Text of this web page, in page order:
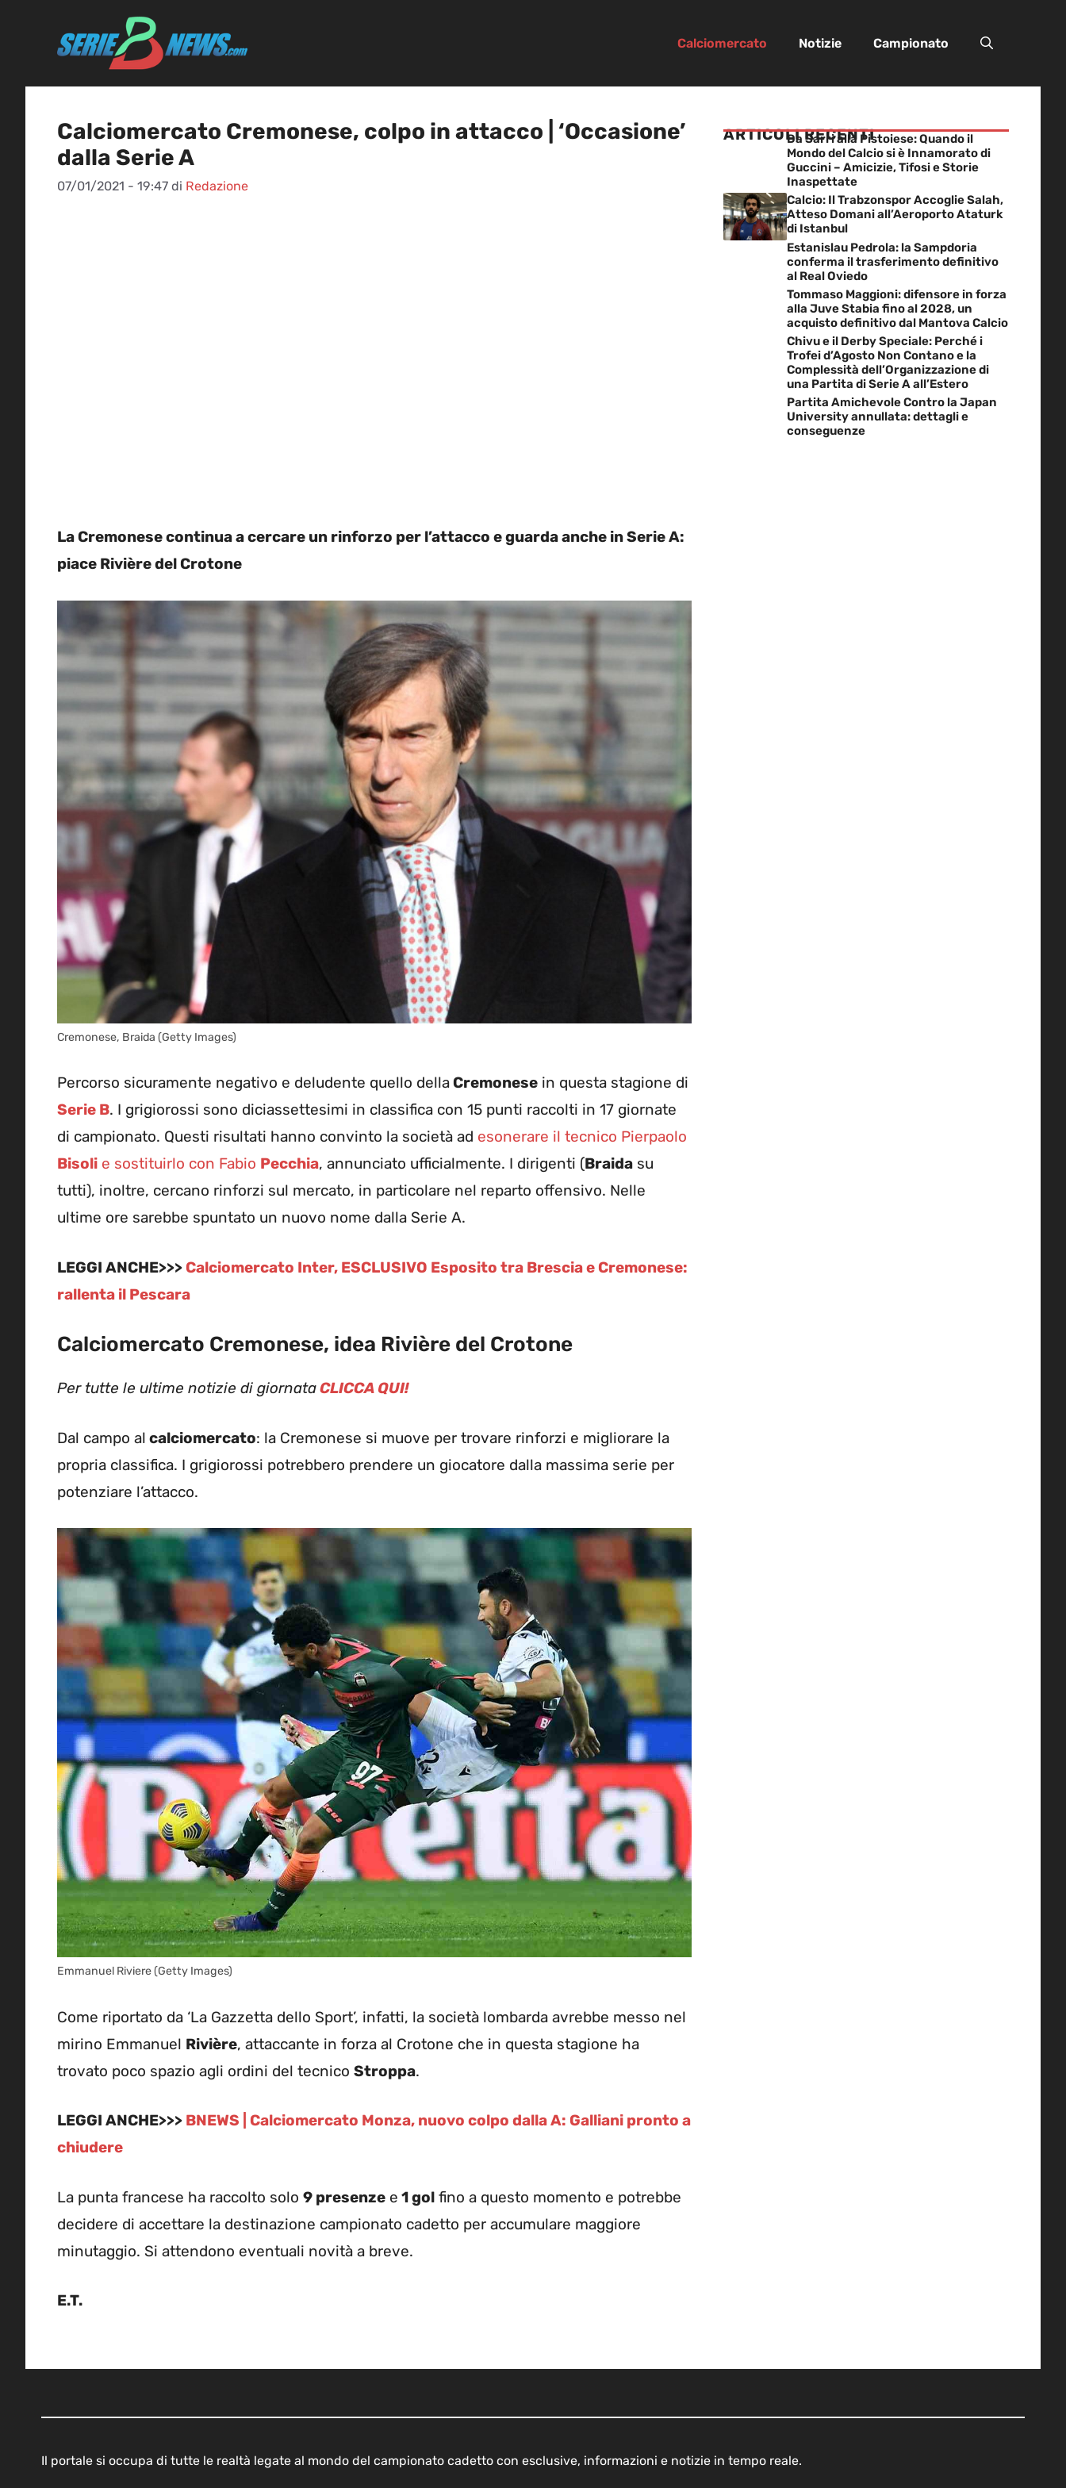
Calciomercato Notizie Campionato
Calciomercato Cremonese, colpo in attacco | ‘Occasione’
dalla Serie A
07/01/2021 - 19:47 di Redazione
La Cremonese continua a cercare un rinforzo per l’attacco e guarda anche in Serie A:
piace Rivière del Crotone
Cremonese, Braida (Getty Images)
Percorso sicuramente negativo e deludente quello dellaCremonese in questa stagione di
Serie B. I grigiorossi sono diciassettesimi in classifica con 15 punti raccolti in 17 giornate
di campionato. Questi risultati hanno convinto la società ad esonerare il tecnico Pierpaolo
Bisoli e sostituirlo con Fabio Pecchia, annunciato ufficialmente. I dirigenti (Braida su
tutti), inoltre, cercano rinforzi sul mercato, in particolare nel reparto offensivo. Nelle
ultime ore sarebbe spuntato un nuovo nome dalla Serie A.
LEGGI ANCHE>>> Calciomercato Inter, ESCLUSIVO Esposito tra Brescia e Cremonese:
rallenta il Pescara
Calciomercato Cremonese, idea Rivière del Crotone
Per tutte le ultime notizie di giornataCLICCA QUI!
Dal campo al calciomercato: la Cremonese si muove per trovare rinforzi e migliorare la
propria classifica. I grigiorossi potrebbero prendere un giocatore dalla massima serie per
potenziare l’attacco.
Emmanuel Riviere (Getty Images)
Come riportato da ‘La Gazzetta dello Sport’, infatti, la società lombarda avrebbe messo nel
mirino Emmanuel Rivière, attaccante in forza al Crotone che in questa stagione ha
trovato poco spazio agli ordini del tecnico Stroppa.
LEGGI ANCHE>>> BNEWS | Calciomercato Monza, nuovo colpo dalla A: Galliani pronto a
chiudere
La punta francese ha raccolto solo 9 presenze e 1 gol fino a questo momento e potrebbe
decidere di accettare la destinazione campionato cadetto per accumulare maggiore
minutaggio. Si attendono eventuali novità a breve.
E.T.
ARTICOLI RECENTI
Da Sarri alla Pistoiese: Quando il
Mondo del Calcio si è Innamorato di
Guccini – Amicizie, Tifosi e Storie
Inaspettate
Calcio: Il Trabzonspor Accoglie Salah,
Atteso Domani all’Aeroporto Ataturk
di Istanbul
Estanislau Pedrola: la Sampdoria
conferma il trasferimento definitivo
al Real Oviedo
Tommaso Maggioni: difensore in forza
alla Juve Stabia fino al 2028, un
acquisto definitivo dal Mantova Calcio
Chivu e il Derby Speciale: Perché i
Trofei d’Agosto Non Contano e la
Complessità dell’Organizzazione di
una Partita di Serie A all’Estero
Partita Amichevole Contro la Japan
University annullata: dettagli e
conseguenze
Il portale si occupa di tutte le realtà legate al mondo del campionato cadetto con esclusive, informazioni e notizie in tempo reale.